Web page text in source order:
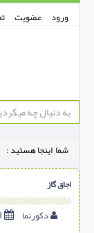
ورود عضویت
دکورنما
دیوارپوش
دکوراسیون داخلی
درب و پنجره
شما اینجا هستید :
اجاق گاز
دکورنما